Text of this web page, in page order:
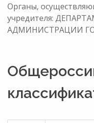
Органы,
учредителя:
АДМИНИСТРАЦИИ